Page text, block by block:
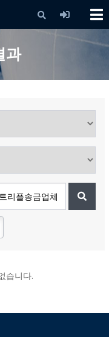
과
습니다.